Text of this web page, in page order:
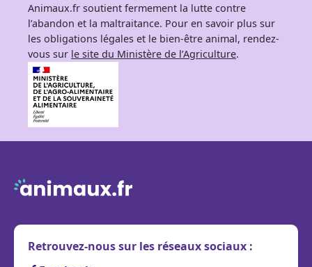
Animaux.fr soutient fermement la lutte contre
l’abandon et la maltraitance. Pour en savoir plus sur
les obligations légales et le bien-être animal, rendez-
vous sur le site du Ministère de l’Agriculture.
Retrouvez-nous sur les réseaux sociaux :